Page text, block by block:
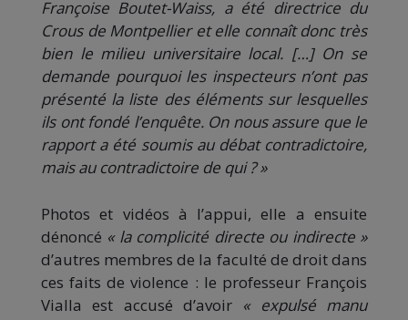
Françoise Boutet-Waiss, a été directrice du
Crous de Montpellier et elle connaît donc très
bien le milieu universitaire local. […] On se
demande pourquoi les inspecteurs n’ont pas
présenté la liste des éléments sur lesquelles
ils ont fondé l’enquête. On nous assure que le
rapport a été soumis au débat contradictoire,
mais au contradictoire de qui ? »
Photos et vidéos à l’appui, elle a ensuite
dénoncé « la complicité directe ou indirecte »
d’autres membres de la faculté de droit dans
ces faits de violence : le professeur François
Vialla est accusé d’avoir « expulsé manu